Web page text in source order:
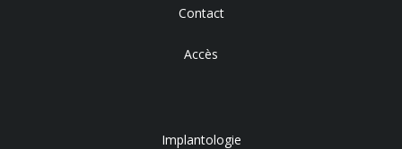
Contact
Accès
Implantologie